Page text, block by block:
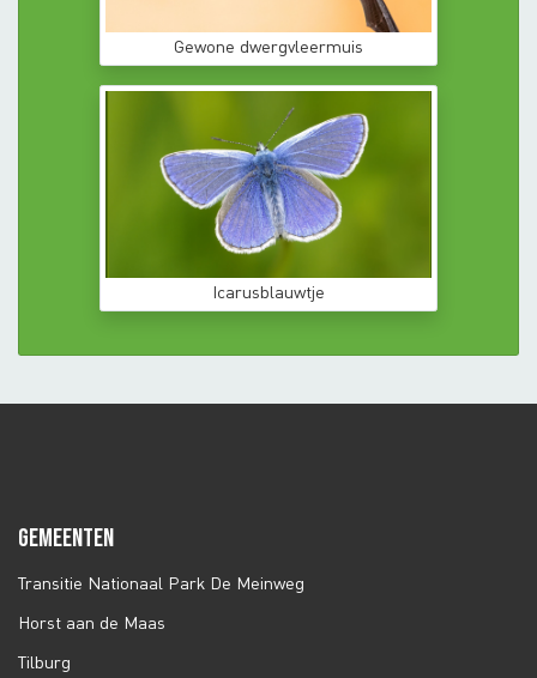
Gewone dwergvleermuis
Icarusblauwtje
GEMEENTEN
Transitie Nationaal Park De Meinweg
Horst aan de Maas
Tilburg